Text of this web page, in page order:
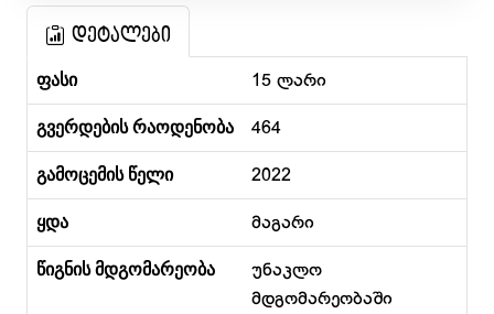
დეტალები
ფასი 15 ლარი
გვერდების რაოდენობა 464
გამოცემის წელი 2022
ყდა მაგარი
წიგნის მდგომარეობა
უნაკლო
მდგომარეობაში